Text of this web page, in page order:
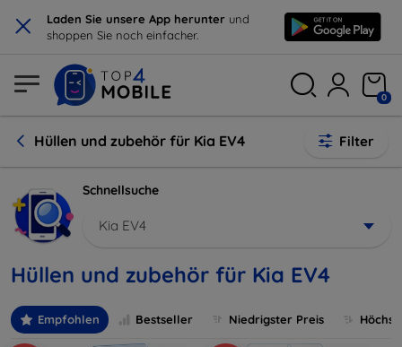
× Laden Sie unsere App herunter und
shoppen Sie noch einfacher.
0
Hüllen und zubehör für Kia EV4 Filter
Schnellsuche
Kia EV4
Hüllen und zubehör für Kia EV4
Empfohlen Bestseller Niedrigster Preis